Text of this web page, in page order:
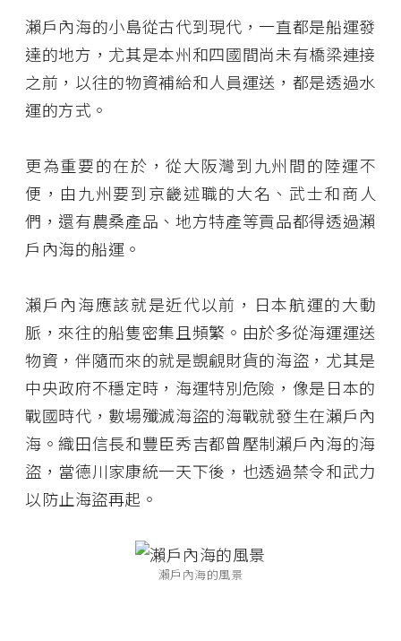
瀨戶內海的小島從古代到現代，一直都是船運發
達的地方，尤其是本州和四國間尚未有橋梁連接
之前，以往的物資補給和人員運送，都是透過水
運的方式。
更為重要的在於，從大阪灣到九州間的陸運不
便，由九州要到京畿述職的大名、武士和商人
們，還有農桑產品、地方特產等貢品都得透過瀨
戶內海的船運。
瀨戶內海應該就是近代以前，日本航運的大動
脈，來往的船隻密集且頻繁。由於多從海運運送
物資，伴隨而來的就是覬覦財貨的海盜，尤其是
中央政府不穩定時，海運特別危險，像是日本的
戰國時代，數場殲滅海盜的海戰就發生在瀨戶內
海。織田信長和豐臣秀吉都曾壓制瀨戶內海的海
盜，當德川家康統一天下後，也透過禁令和武力
以防止海盜再起。
瀨戶內海的風景